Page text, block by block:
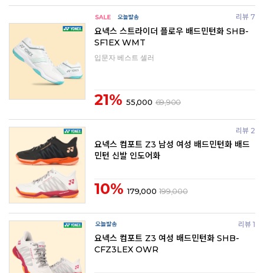
리뷰 7
요넥스 스트라이더 플로우 배드민턴화 SHB-
SF1EX WMT
입문자 베스트 셀러
21% 55,000 69,900
리뷰 2
요넥스 컴포트 Z3 남성 여성 배드민턴화 배드
민턴 신발 인도어화
10% 179,000 199,000
리뷰 1
요넥스 컴포트 Z3 여성 배드민턴화 SHB-
CFZ3LEX OWR